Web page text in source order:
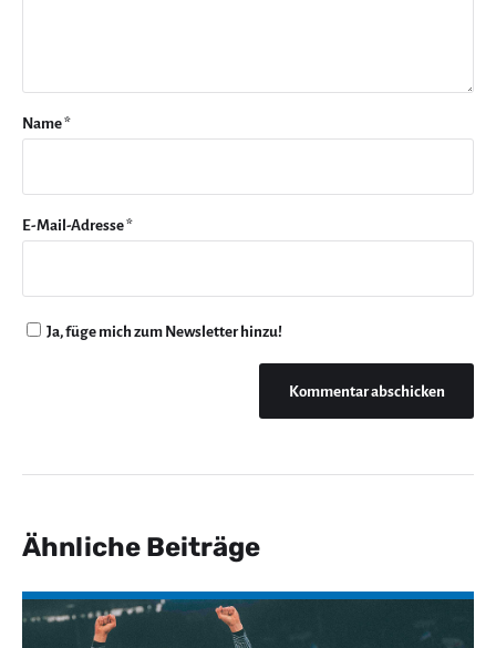
Name*
E-Mail-Adresse*
Ja, füge mich zum Newsletter hinzu!
Ähnliche Beiträge